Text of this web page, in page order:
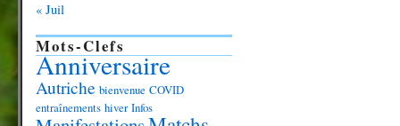
« Juil
Mots-Clefs
Anniversaire
Autriche bienvenue COVID
entraînements hiver Infos